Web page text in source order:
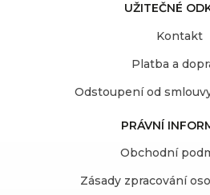
UŽITEČNÉ
Kontakt
Platba a
Odstoupení od
PRÁVNÍ
Obchodní
Zásady zpracování